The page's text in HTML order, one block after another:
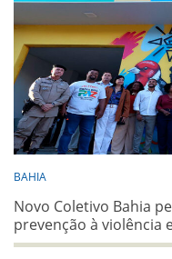
BAHIA
Novo Coletivo Bahia
prevenção à violência